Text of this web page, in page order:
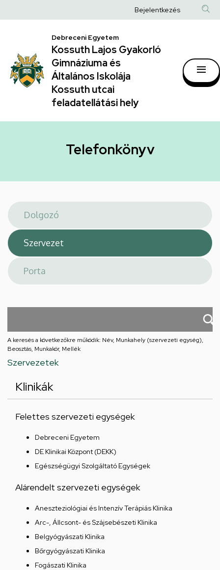
|
Kossuth
Lajos
Gyakorló
Gimnáziuma
Általános
hely
a
Anonim
fiók
Bejelentkezés
Debreceni Egyetem
Kossuth Lajos Gyakorló
Gimnáziuma és
Általános Iskolája
Kossuth utcai
feladatellátási hely
Telefonkönyv
A keresés a következőkre működik: Név, Munkahely (szervezeti egység),
Beosztás, Munkakör, Mellék
Szervezetek
Klinikák
Felettes szervezeti egységek
Debreceni Egyetem
DE Klinikai Központ (DEKK)
Egészségügyi Szolgáltató Egységek
Alárendelt szervezeti egységek
Aneszteziológiai és Intenzív Terápiás Klinika
Arc-, Állcsont- és Szájsebészeti Klinika
Belgyógyászati Klinika
Bőrgyógyászati Klinika
Fogászati Klinika